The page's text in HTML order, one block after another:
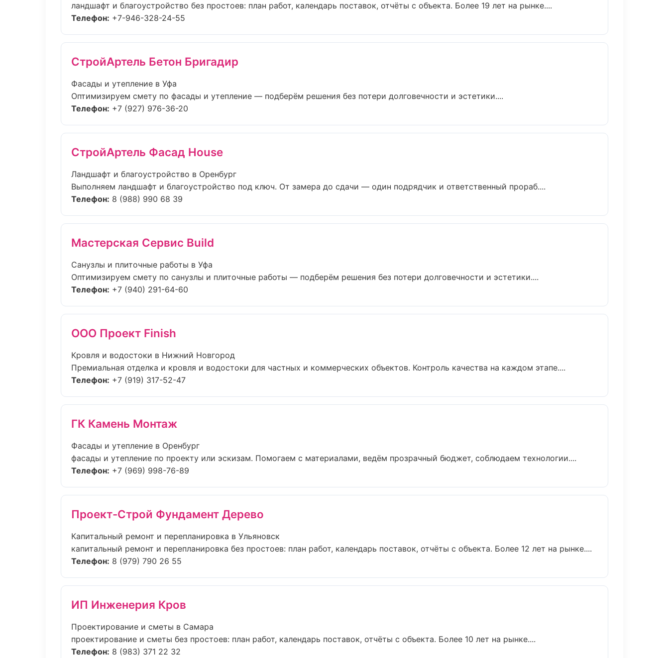
ландшафт и благоустройство без простоев: план работ, календарь поставок, отчёты с объекта. Более 19 лет на рынке....
Телефон: +7-946-328-24-55
СтройАртель Бетон Бригадир
Фасады и утепление в Уфа
Оптимизируем смету по фасады и утепление — подберём решения без потери долговечности и эстетики....
Телефон: +7 (927) 976-36-20
СтройАртель Фасад House
Ландшафт и благоустройство в Оренбург
Выполняем ландшафт и благоустройство под ключ. От замера до сдачи — один подрядчик и ответственный прораб....
Телефон: 8 (988) 990 68 39
Мастерская Сервис Build
Санузлы и плиточные работы в Уфа
Оптимизируем смету по санузлы и плиточные работы — подберём решения без потери долговечности и эстетики....
Телефон: +7 (940) 291-64-60
ООО Проект Finish
Кровля и водостоки в Нижний Новгород
Премиальная отделка и кровля и водостоки для частных и коммерческих объектов. Контроль качества на каждом этапе....
Телефон: +7 (919) 317-52-47
ГК Камень Монтаж
Фасады и утепление в Оренбург
фасады и утепление по проекту или эскизам. Помогаем с материалами, ведём прозрачный бюджет, соблюдаем технологии....
Телефон: +7 (969) 998-76-89
Проект-Строй Фундамент Дерево
Капитальный ремонт и перепланировка в Ульяновск
капитальный ремонт и перепланировка без простоев: план работ, календарь поставок, отчёты с объекта. Более 12 лет на рынке....
Телефон: 8 (979) 790 26 55
ИП Инженерия Кров
Проектирование и сметы в Самара
проектирование и сметы без простоев: план работ, календарь поставок, отчёты с объекта. Более 10 лет на рынке....
Телефон: 8 (983) 371 22 32